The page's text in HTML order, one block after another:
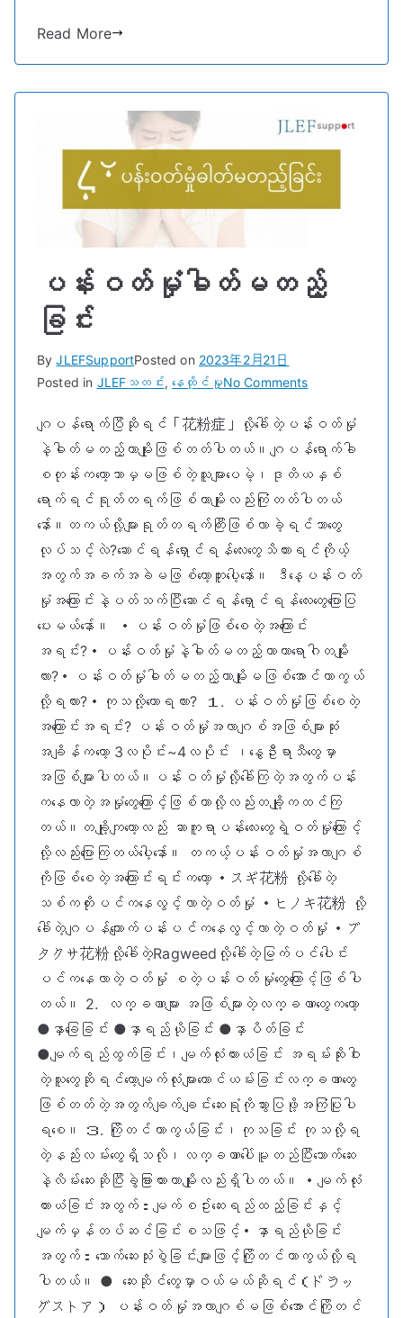
Read More
ပန်းဝတ်မှုံဓါတ်မတည့်
ခြင်း
ByJLEFSupportPosted on 2023年2月21日
Posted in JLEFသတင်း,နေထိုင်မှုNo Commentson
ဝ
တ်
မှုံ
ဓါတ်
မ
ခြင်း
ဂျပန်ရောက်ပြီဆိုရင်「花粉症」လို့ခေါ်တဲ့ပန်းဝတ်မှုံ
နဲ့ဓါတ်မတည့်တာမျိုးဖြစ်တတ်ပါတယ်။ဂျပန်ရောက်ခါ
စတုန်းကတော့ဘာမှမဖြစ်တဲ့သူများပေမဲ့၊ဒုတိယနှစ်
ရောက်ရင်ရုတ်တရက်ဖြစ်တာမျိုးလည်းကြုံတတ်ပါတယ်
နော်။တကယ်လို့များရုတ်တရက်ကြီးဖြစ်လာခဲ့ရင်ဘာတွေ
လုပ်သင့်လဲ?ဆောင်ရန်ရှောင်ရန်လေးတွေသိထားရင်ကိုယ့်
အတွက်အခက်အခဲမဖြစ်တော့ဘူးပေ့ါနော်။ ဒီနေ့ပန်းဝတ်
မှုံအကြောင်းနဲ့ပတ်သက်ပြီးဆောင်ရန်ရှောင်ရန်လေးတွေပြောပြ
ပေးမယ်နော်။ ・ပန်းဝတ်မှုံဖြစ်စေတဲ့အကြောင်း
အရင်း?・ပန်းဝတ်မှုံနဲ့ဓါတ်မတည့်တာဟာရောဂါတမျိုး
လား?・ပန်းဝတ်မှုံဓါတ်မတည့်တာမျိုးမဖြစ်အောင်ကာကွယ်
လို့ရလား?・ကုသလို့ကောရလား? １. ပန်းဝတ်မှုံဖြစ်စေတဲ့
အကြောင်းအရင်း? ပန်းဝတ်မှုံအလာဂျစ်အဖြစ်များဆုံး
အချိန်ကတော့ 3လပိုင်း~4လပိုင်း ၊နွေဦးရာသီတွေမှာ
အဖြစ်များပါတယ်။ပန်းဝတ်မှုံလို့ခေါ်ကြတဲ့အတွက်ပန်း
ကနေလာတဲ့အမှုံတွေကြောင့်ဖြစ်တာလို့လည်းတချို့ကထင်ကြ
တယ်။တချို့ကျတော့လည်း ဆာကူရာပန်းလေးတွေရဲ့ဝတ်မှုံကြောင့်
လို့လည်းပြောကြတယ်ပေါ့နော်။ တကယ့်ပန်းဝတ်မှုံအလာဂျစ်
ကိုဖြစ်စေတဲ့အကြောင်းရင်းကတော့ ・スギ花粉 လို့ခေါ်တဲ့
သစ်ကတိုးပင်ကနေလွင့်လာတဲ့ဝတ်မှုံ ・ヒノキ花粉 လို့
ခေါ်တဲ့ဂျပန်ကျောက်ပန်းပင်ကနေလွင့်လာတဲ့ဝတ်မှုံ ・ブ
タクサ花粉လို့ခေါ်တဲ့Ragweedလို့ခေါ်တဲ့မြက်ပင်ပေါင်း
ပင်ကနေလာတဲ့ဝတ်မှုံ စတဲ့ပန်းဝတ်မှုံတွေကြောင့်ဖြစ်ပါ
တယ်။ 2. လက္ခဏာများ အဖြစ်များတဲ့လက္ခဏာတွေကတော့
●နှာခြေခြင်း ●နှာရည်ယိုခြင်း ●နှာပိတ်ခြင်း
●မျက်ရည်ထွက်ခြင်း၊မျက်လုံးယားယံခြင်း အရမ်းဆိုးဝါး
တဲ့သူတွေဆိုရင်တော့မျက်လုံးများယောင်ယမ်းခြင်းလက္ခဏာတွေ
ဖြစ်တတ်တဲ့အတွက်ချက်ချင်းဆေးရုံကိုသွားပြဖို့အကြံပြုပါ
ရစေ။ ３. ကြိုတင်ကာကွယ်ခြင်း၊ကုသခြင်း ကုသလို့ရ
တဲ့နည်းလမ်းတွေရှိသလို၊လက္ခဏာပေါ်မူတည်ပြီးသောက်ဆေး
နဲ့လိမ်းဆေးဆိုပြီးခွဲခြားထားတာမျိုးလည်းရှိပါတယ်။ ・မျက်လုံး
ယားယံခြင်းအတွက်：မျက်စဥ်းဆေးရည်ထည့်ခြင်းနှင့်
မျက်မှန်တပ်ဆင်ခြင်းစသဖြင့်・နှာရည်ယိုခြင်း
အတွက်：သောက်ဆေးသုံးစွဲခြင်းများဖြင့်ကြိုတင်ကာကွယ်လို့ရ
ပါတယ်။ ● ဆေးဆိုင်တွေမှာဝယ်မယ်ဆိုရင်（ドラッ
グストア） ပန်းဝတ်မှုံအလာဂျစ်မဖြစ်အောင်ကြိုတင်